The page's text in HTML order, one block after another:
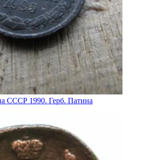
СССР 1990. Герб. Патина